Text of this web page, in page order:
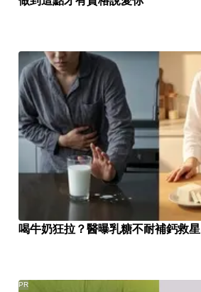
喝牛奶狂拉？醫曝乳糖不耐補鈣救星
PR